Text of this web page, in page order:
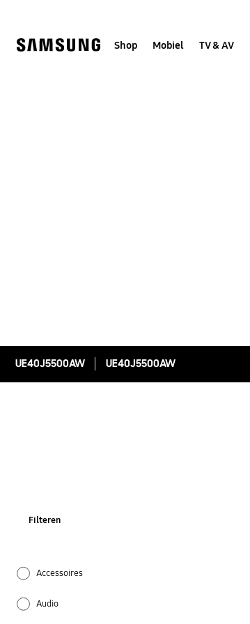
Shop Mobiel TV & AV
UE40J5500AW UE40J5500AW
Filteren
Accessoires
Audio